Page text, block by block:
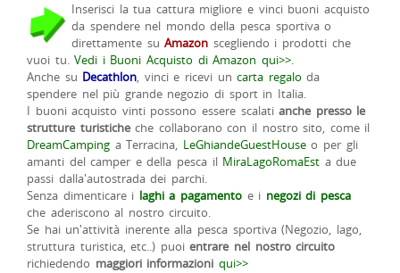
Inserisci la tua cattura migliore e vinci buoni acquisto
da spendere nel mondo della pesca sportiva o
direttamente suAmazon scegliendo i prodotti che
vuoi tu.Vedi i Buoni Acquisto di Amazon qui>>.
Anche su Decathlon, vinci e ricevi uncarta regalo da
spendere nel più grande negozio di sport in Italia.
I buoni acquisto vinti possono essere scalatianche presso le
strutture turisticheche collaborano con il nostro sito, come il
DreamCamping a Terracina, LeGhiandeGuestHouseo per gli
amanti del camper e della pesca il MiraLagoRomaEst a due
passi dalla'autostrada dei parchi.
Senza dimenticare i laghi a pagamento e i negozi di pesca
che aderiscono al nostro circuito.
Se hai un'attività inerente alla pesca sportiva (Negozio, lago,
struttura turistica, etc..) puoientrare nel nostro circuito
richiedendo maggiori informazioni qui>>